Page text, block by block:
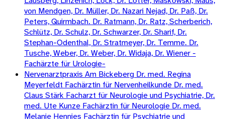
von Mendgen, Dr. Müller, Dr. Nazari Nejad, Dr. Paß, Dr.
Peters, Quirmbach. Dr. Ratmann, Dr. Ratz, Scherberich,
Schlütz, Dr. Schulz, Dr. Schwarzer, Dr. Sharif, Dr.
Stephan-Odenthal, Dr. Stratmeyer, Dr. Temme. Dr.
Tusche, Weber, Dr. Weber, Dr. Widaja, Dr. Wiener -
Fachärzte für Urologie-
Nervenarztpraxis Am Bickeberg Dr. med. Regina
Meyerfeldt Fachärztin für Nervenheilkunde Dr. med.
Claus Stärk Facharzt für Neurologie und Psychiatrie, Dr.
med. Ute Kunze Fachärztin für Neurologie Dr. med.
Melanie Hennies Fachärztin für Psychiatrie und